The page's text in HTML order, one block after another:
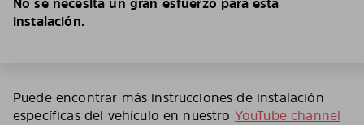
instalación.
Puede encontrar más instrucciones de instalación
específicas del vehículo en nuestro YouTube channel